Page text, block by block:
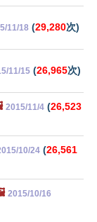
11/18 (29,280次)
11/15 (26,965次)
2015/11/4 (26,523
10/24 (26,561
2015/10/16